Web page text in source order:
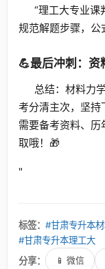
“理工大专业课
规范解题步骤，公
💪最后冲刺：资
总结：材料力
考分清主次，坚持
需要备考资料、历
取哦！🎁
"
标签： #甘肃专升本
#甘肃专升本理工大
分享：
📱 微信